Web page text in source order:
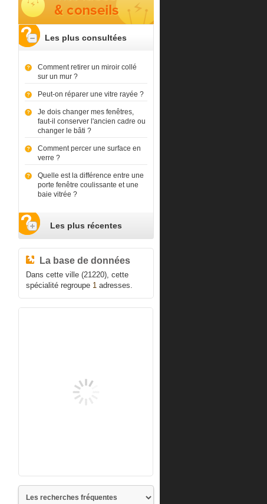
Les plus consultées
Comment retirer un miroir collé
sur un mur ?
Peut-on réparer une vitre rayée ?
Je dois changer mes fenêtres,
faut-il conserver l'ancien cadre ou
changer le bâti ?
Comment percer une surface en
verre ?
Quelle est la différence entre une
porte fenêtre coulissante et une
baie vitrée ?
Les plus récentes
La base de données
Dans cette ville (21220), cette
spécialité regroupe 1adresses.